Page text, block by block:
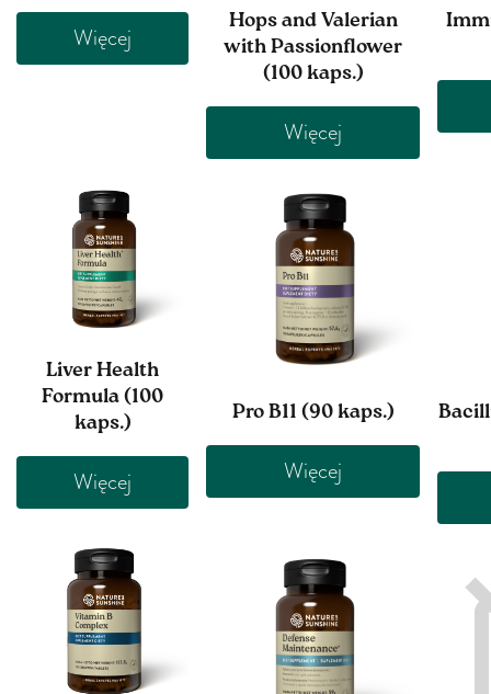
Więcej
Hops and Valerian
with Passionflower
(100 kaps.)
Więcej
Liver Health
Formula (100
kaps.)
Więcej
Pro B11 (90 kaps.)
Więcej